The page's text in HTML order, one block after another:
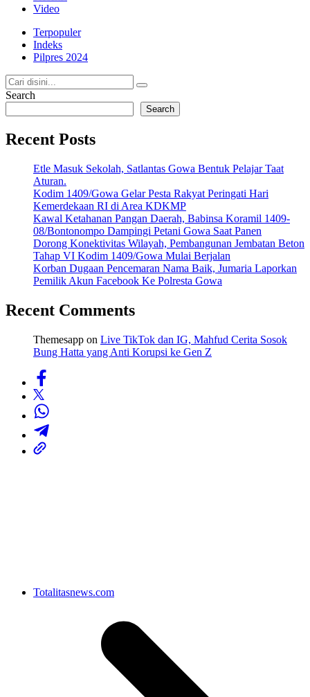
Video
Terpopuler
Indeks
Pilpres 2024
Search
Search
Recent Posts
Etle Masuk Sekolah, Satlantas Gowa Bentuk Pelajar Taat
Aturan.
Kodim 1409/Gowa Gelar Pesta Rakyat Peringati Hari
Kemerdekaan RI di Area KDKMP
Kawal Ketahanan Pangan Daerah, Babinsa Koramil 1409-
08/Bontonompo Dampingi Petani Gowa Saat Panen
Dorong Konektivitas Wilayah, Pembangunan Jembatan Beton
Tahap VI Kodim 1409/Gowa Mulai Berjalan
Korban Dugaan Pencemaran Nama Baik, Jumaria Laporkan
Pemilik Akun Facebook Ke Polresta Gowa
Recent Comments
Themesapp on Live TikTok dan IG, Mahfud Cerita Sosok
Bung Hatta yang Anti Korupsi ke Gen Z
Totalitasnews.com